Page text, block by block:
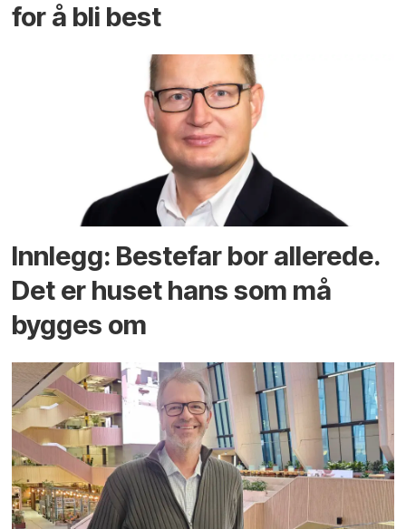
for å bli best
Innlegg: Bestefar bor allerede.
Det er huset hans som må
bygges om